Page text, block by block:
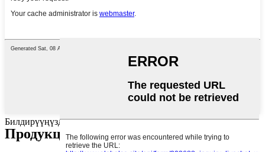
Билдирүүңүздү бул жерге жазып, бизге жөнөтүңүз
Продукциялардын категориялары